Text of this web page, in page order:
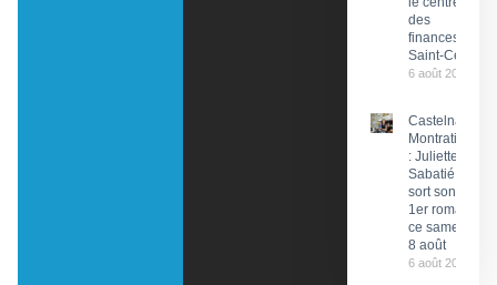
des
finances de
Saint-Céré
6 août 2026
Castelnau-
Montratier
: Juliette
Sabatié
sort son
1er roman
ce samedi
8 août
6 août 2026